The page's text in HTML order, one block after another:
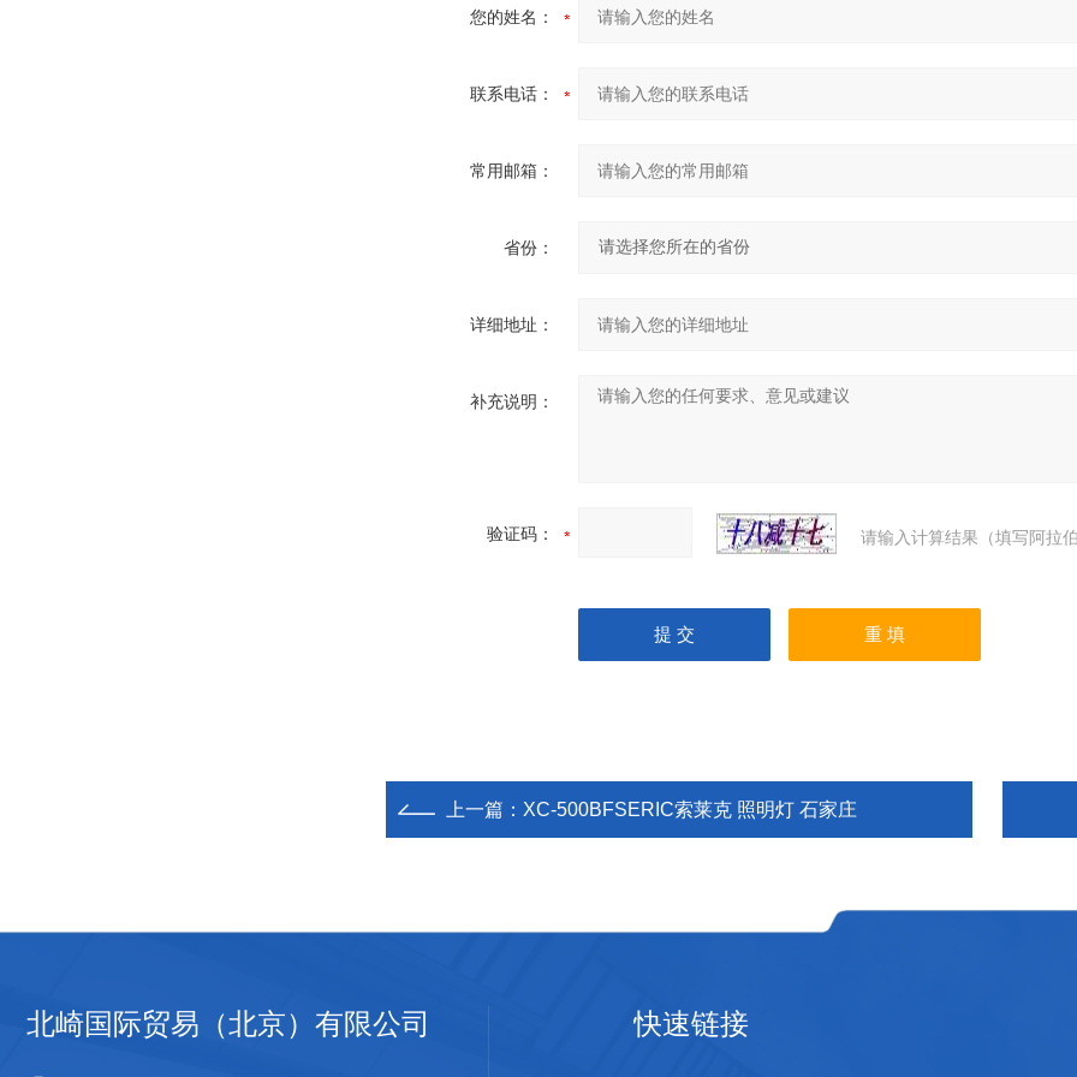
您的姓名：
联系电话：
常用邮箱：
省份：
详细地址：
补充说明：
验证码： 请输入计算结果（填写阿拉
上一篇： XC-500BFSERIC索莱克 照明灯 石家庄
北崎国际贸易（北京）有限公司 快速链接